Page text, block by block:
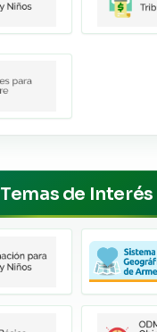
Temas de Interés